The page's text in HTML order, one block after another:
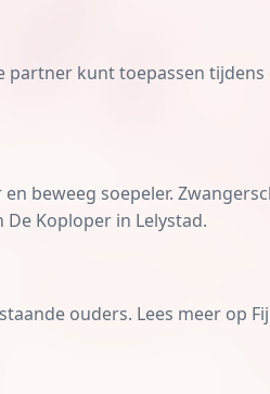
kunt toepassen tijdens
beweeg soepeler.
Koploper in Lelystad.
ouders. Lees meer op